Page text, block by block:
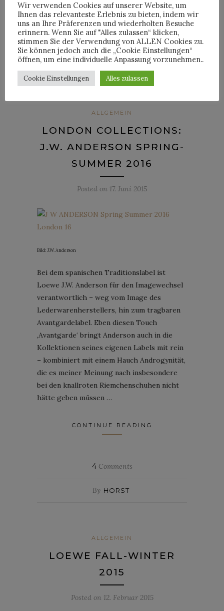
3Comments
By HORST
ALLGEMEIN
LONDON COLLECTIONS:
J.W. ANDERSON SPRING-
SUMMER 2016
Posted on 17. Juni 2015
Bild: J.W. Anderson
Bei dem spanischen Traditionslabel ist
Loewe J.W. Anderson für den Imagewechsel
verantwortlich – weg vom Image des
Lederwarenherstellers, hin zum tragbaren
Avantgardelabel. Eben diesen Touch
‚Avantgarde‘ bringt Anderson auch in die
Kollektionen seines eigenen Labels mit rein
– kombiniert mit einem Hauch Androgynität,
die es meiner Meinung nach insbesondere
bei den knallroten Riemchenschuhen nicht
hätte geben müssen …
CONTINUE READING
4Comments
By HORST
ALLGEMEIN
LOEWE FALL-WINTER
2015
Posted on 12. Februar 2015
Wir verwenden Cookies auf unserer Website, um
Ihnen das relevanteste Erlebnis zu bieten, indem wir
uns an Ihre Präferenzen und wiederholten Besuche
erinnern. Wenn Sie auf "Alles zulassen“ klicken,
stimmen Sie der Verwendung von ALLEN Cookies zu.
Sie können jedoch auch die „Cookie Einstellungen“
öffnen, um eine individuelle Anpassung vorzunehmen..
Cookie Einstellungen Alles zulassen